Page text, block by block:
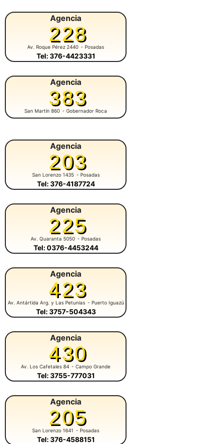
Agencia
228
Av. Roque Pérez 2440 - Posadas
Tel: 376-4423331
Agencia
383
San Martín 860 - Gobernador Roca
Agencia
203
San Lorenzo 1435 - Posadas
Tel: 376-4187724
Agencia
225
Av. Quaranta 5050 - Posadas
Tel: 0376-4453244
Agencia
423
Av. Antártida Arg. y Las Petunias - Puerto Iguazú
Tel: 3757-504343
Agencia
430
Av. Los Cafetales 84 - Campo Grande
Tel: 3755-777031
Agencia
205
San Lorenzo 1641 - Posadas
Tel: 376-4588151